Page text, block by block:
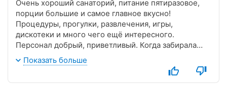
Очень много плюсов от дисциплины.
Рекомендуем санаторий. Детям понравилось.
Надеемся в следующем году приедем ещё раз.
Очень хороший санаторий, питание пятиразовое,
порции большие и самое главное вкусно!
Процедуры, прогулки, развлечения, игры,
дискотеки и много чего ещё интересного.
Персонал добрый, приветливый. Когда забирала
ребёнка из санатория, уезжал со слезами, уж очень
полюбились ему воспитатели и мед.персонал. С
Показать больше